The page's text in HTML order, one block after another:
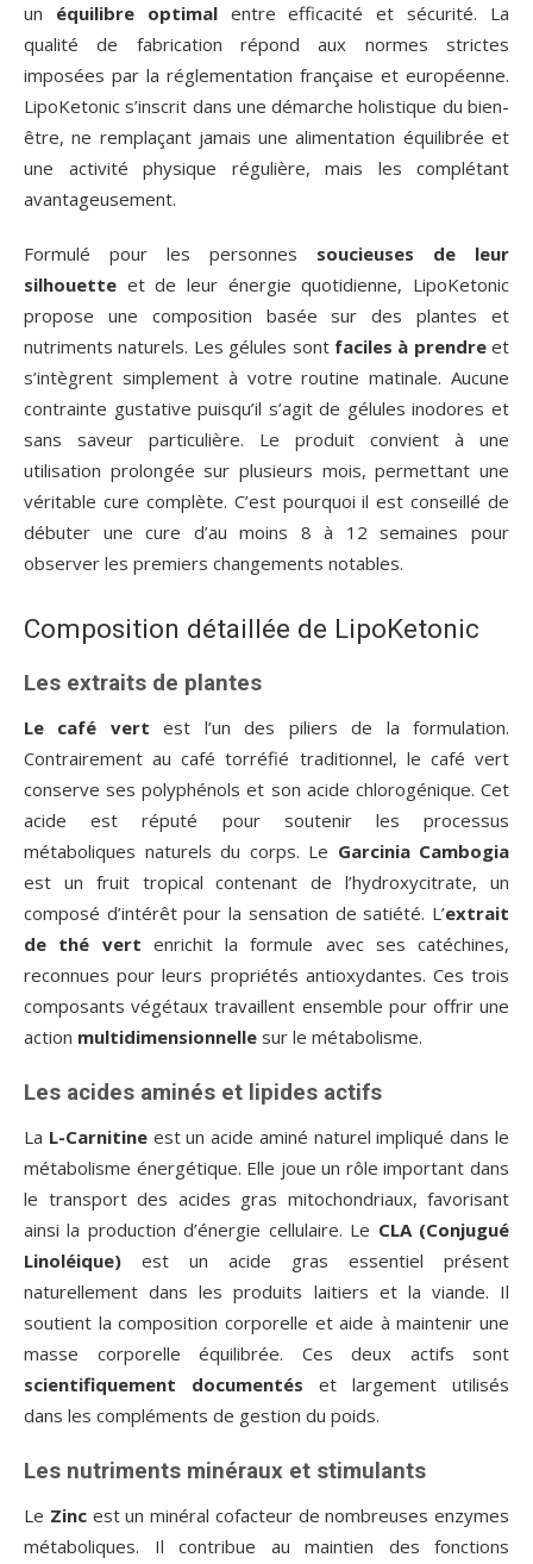
un équilibre optimalentre efficacité et sécurité. La
qualité de fabrication répond aux normes strictes
imposées par la réglementation française et européenne.
LipoKetonic s’inscrit dans une démarche holistique du bien-
être, ne remplaçant jamais une alimentation équilibrée et
une activité physique régulière, mais les complétant
avantageusement.
Formulé pour les personnes soucieuses de leur
silhouette et de leur énergie quotidienne, LipoKetonic
propose une composition basée sur des plantes et
nutriments naturels. Les gélules sont faciles à prendreet
s’intègrent simplement à votre routine matinale. Aucune
contrainte gustative puisqu’il s’agit de gélules inodores et
sans saveur particulière. Le produit convient à une
utilisation prolongée sur plusieurs mois, permettant une
véritable cure complète. C’est pourquoi il est conseillé de
débuter une cure d’au moins 8 à 12 semaines pour
observer les premiers changements notables.
Composition détaillée de LipoKetonic
Les extraits de plantes
Le café vert est l’un des piliers de la formulation.
Contrairement au café torréfié traditionnel, le café vert
conserve ses polyphénols et son acide chlorogénique. Cet
acide est réputé pour soutenir les processus
métaboliques naturels du corps. Le Garcinia Cambogia
est un fruit tropical contenant de l’hydroxycitrate, un
composé d’intérêt pour la sensation de satiété. L’extrait
de thé vert enrichit la formule avec ses catéchines,
reconnues pour leurs propriétés antioxydantes. Ces trois
composants végétaux travaillent ensemble pour offrir une
action multidimensionnelle sur le métabolisme.
Les acides aminés et lipides actifs
La L-Carnitineest un acide aminé naturel impliqué dans le
métabolisme énergétique. Elle joue un rôle important dans
le transport des acides gras mitochondriaux, favorisant
ainsi la production d’énergie cellulaire. Le CLA (Conjugué
Linoléique) est un acide gras essentiel présent
naturellement dans les produits laitiers et la viande. Il
soutient la composition corporelle et aide à maintenir une
masse corporelle équilibrée. Ces deux actifs sont
scientifiquement documentés et largement utilisés
dans les compléments de gestion du poids.
Les nutriments minéraux et stimulants
Le Zincest un minéral cofacteur de nombreuses enzymes
métaboliques. Il contribue au maintien des fonctions